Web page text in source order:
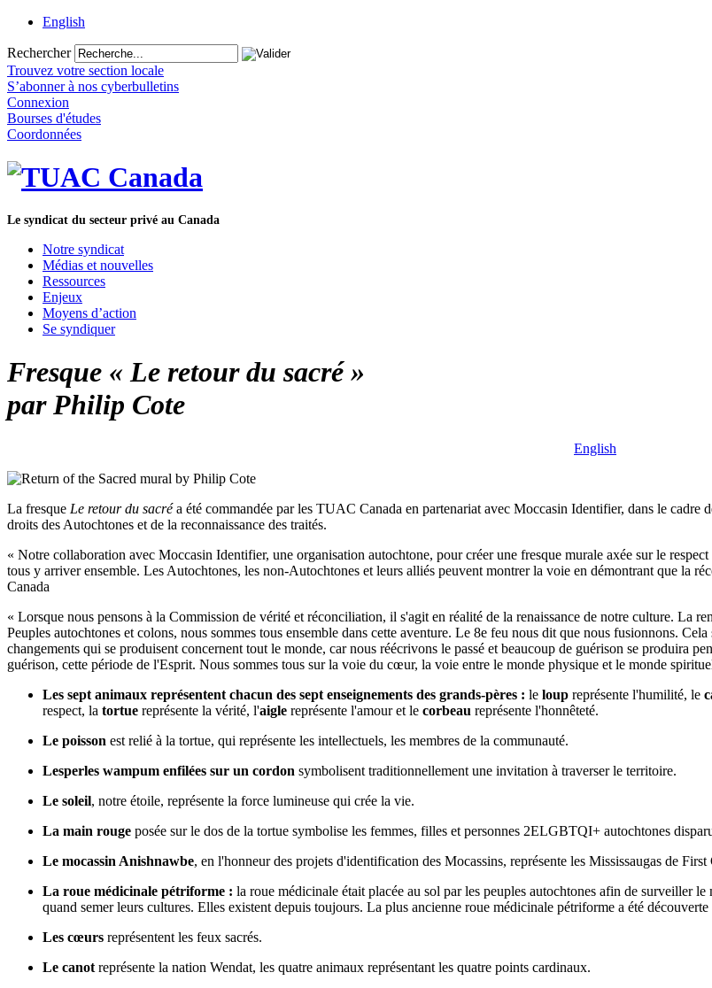
English
Rechercher
Trouvez votre section locale
S’abonner à nos cyberbulletins
Connexion
Bourses d'études
Coordonnées
Le syndicat du secteur privé au Canada
Notre syndicat
Médias et nouvelles
Ressources
Enjeux
Moyens d’action
Se syndiquer
Fresque « Le retour du sacré »
par Philip Cote
English
La fresque Le retour du sacréa été commandée par les TUAC Canada en partenariat avec Moccasin Identifier, dans le
droits des Autochtones et de la reconnaissance des traités.
« Notre collaboration avec Moccasin Identifier, une organisation autochtone, pour créer une fresque murale axée sur le
tous y arriver ensemble. Les Autochtones, les non-Autochtones et leurs alliés peuvent montrer la voie en démontrant que la
Canada
« Lorsque nous pensons à la Commission de vérité et réconciliation, il s'agit en réalité de la renaissance de notre culture. La
Peuples autochtones et colons, nous sommes tous ensemble dans cette aventure. Le 8e feu nous dit que nous fusionnons.
changements qui se produisent concernent tout le monde, car nous réécrivons le passé et beaucoup de guérison se produira
guérison, cette période de l'Esprit. Nous sommes tous sur la voie du cœur, la voie entre le monde physique et le monde
Les sept animaux représentent chacun des sept enseignements des grands-pères : le loup représente l'humilité, le
respect, la tortue représente la vérité, l'aigle représente l'amour et le corbeau représente l'honnêteté.
Le poisson est relié à la tortue, qui représente les intellectuels, les membres de la communauté.
Lesperles wampum enfilées sur un cordon symbolisent traditionnellement une invitation à traverser le territoire.
Le soleil, notre étoile, représente la force lumineuse qui crée la vie.
La main rouge posée sur le dos de la tortue symbolise les femmes, filles et personnes 2ELGBTQI+ autochtones
Le mocassin Anishnawbe, en l'honneur des projets d'identification des Mocassins, représente les Mississaugas de First
La roue médicinale pétriforme : la roue médicinale était placée au sol par les peuples autochtones afin de surveiller
quand semer leurs cultures. Elles existent depuis toujours. La plus ancienne roue médicinale pétriforme a été
Les cœurs représentent les feux sacrés.
Le canot représente la nation Wendat, les quatre animaux représentant les quatre points cardinaux.